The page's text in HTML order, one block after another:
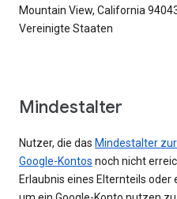
Mountain View, California
Vereinigte Staaten
Mindestalter
Nutzer, die das Mindestalter
Google-Kontos noch nicht
Erlaubnis eines Elternteils